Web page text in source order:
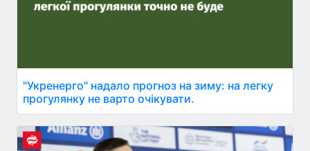
"Укренерго" надало прогноз на зиму: на легку
прогулянку не варто очікувати.